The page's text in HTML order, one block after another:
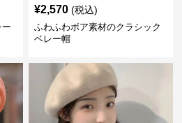
¥2,570 (税込)
ふわふわボア素材のクラシック
ベレー帽